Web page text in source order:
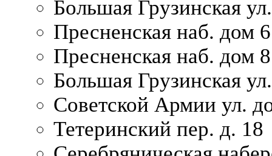
Большая Грузинская
Пресненская наб. дом
Пресненская наб. дом 8
Большая Грузинская
Советской Армии ул.
Тетеринский пер. д. 18